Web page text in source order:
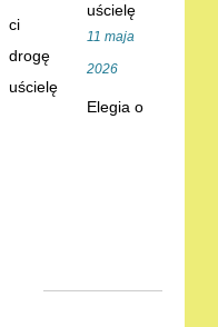
uścielę
11 maja
2026
Elegia o